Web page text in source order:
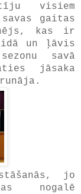
visiem
gaitas
kas ir
un ļāvis
savā
jāsaka
jo
nogalē